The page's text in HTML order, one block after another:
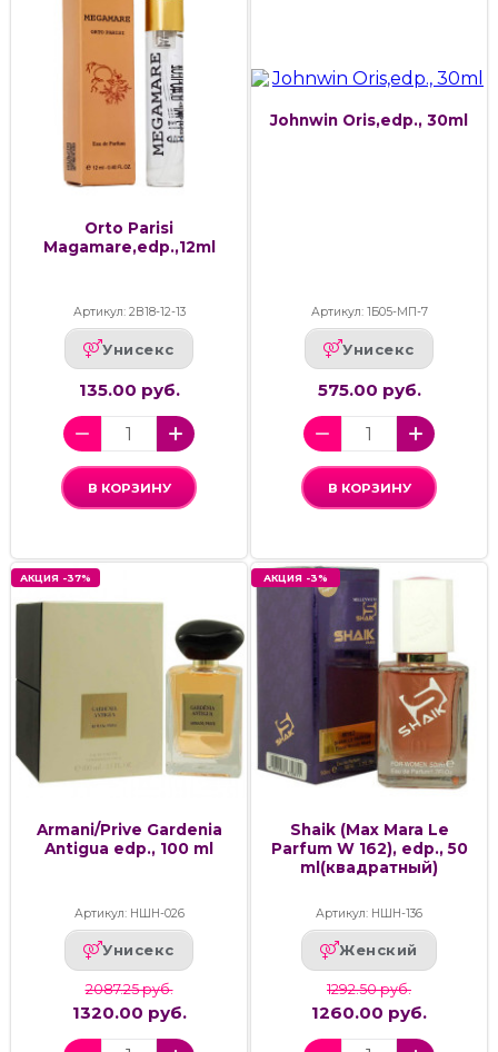
Orto Parisi
Magamare,edp.,12ml
Артикул: 2В18-12-13
Унисекс
135.00 руб.
В КОРЗИНУ
Johnwin Oris,edp., 30ml
Артикул: 1Б05-МП-7
Унисекс
575.00 руб.
В КОРЗИНУ
АКЦИЯ -37%
Armani/Prive Gardenia
Antigua edp., 100 ml
Артикул: НШН-026
Унисекс
2087.25 руб.
1320.00 руб.
АКЦИЯ -3%
Shaik (Max Mara Le
Parfum W 162), edp., 50
ml(квадратный)
Артикул: НШН-136
Женский
1292.50 руб.
1260.00 руб.